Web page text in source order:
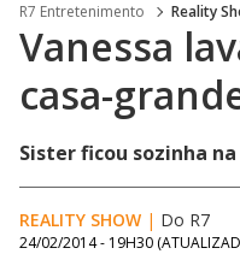
R7 Entretenimento Reality
Vanessa
casa-
Sister ficou sozinha
REALITY SHOW | Do R7
24/02/2014 - 19H30